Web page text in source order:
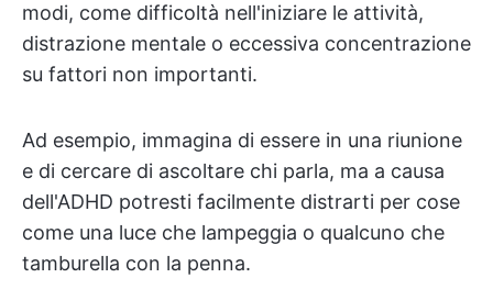
modi, come difficoltà nell'iniziare le attività,
distrazione mentale o eccessiva concentrazione
su fattori non importanti.
Ad esempio, immagina di essere in una riunione
e di cercare di ascoltare chi parla, ma a causa
dell'ADHD potresti facilmente distrarti per cose
come una luce che lampeggia o qualcuno che
tamburella con la penna.